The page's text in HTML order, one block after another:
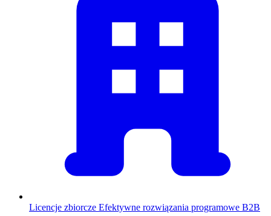
Licencje zbiorcze Efektywne rozwiązania programowe B2B